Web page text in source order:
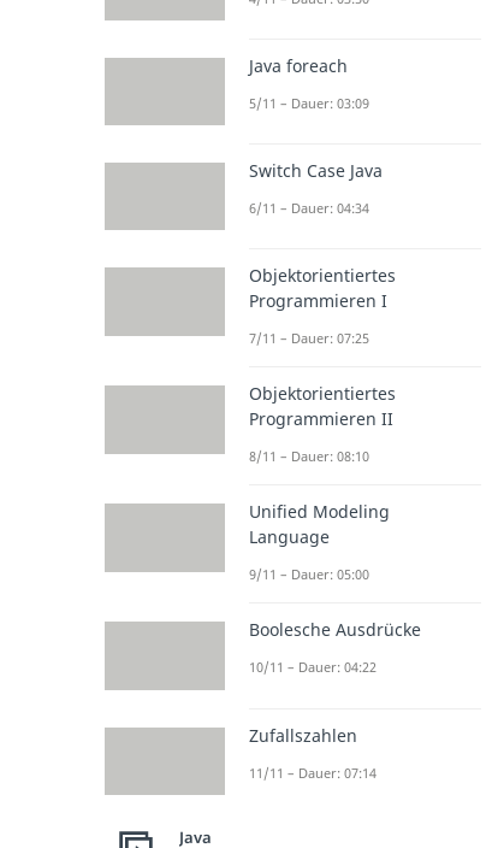
Java foreach
5/11 – Dauer: 03:09
Switch Case Java
6/11 – Dauer: 04:34
Objektorientiertes
Programmieren I
7/11 – Dauer: 07:25
Objektorientiertes
Programmieren II
8/11 – Dauer: 08:10
Unified Modeling
Language
9/11 – Dauer: 05:00
Boolesche Ausdrücke
10/11 – Dauer: 04:22
Zufallszahlen
11/11 – Dauer: 07:14
Java